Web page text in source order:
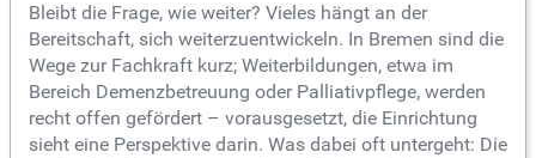
Bleibt die Frage, wie weiter? Vieles hängt an der
Bereitschaft, sich weiterzuentwickeln. In Bremen sind die
Wege zur Fachkraft kurz; Weiterbildungen, etwa im
Bereich Demenzbetreuung oder Palliativpflege, werden
recht offen gefördert – vorausgesetzt, die Einrichtung
sieht eine Perspektive darin. Was dabei oft untergeht: Die